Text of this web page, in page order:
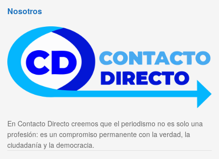
Nosotros
En Contacto Directo creemos que el periodismo no es solo una
profesión: es un compromiso permanente con la verdad, la
ciudadanía y la democracia.